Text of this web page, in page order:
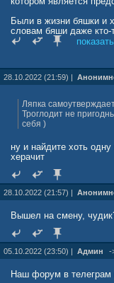
Были в жизни бяшки и
словам бяши даже
единственная
нормальному мужику.
удирал от самого если
показать
28.10.2022 (21:59) |
Ляпка
Троглодит не
себя )
ну и найдите хоть
херачит
28.10.2022 (21:57) |
Вышел на смену,
05.10.2022 (23:50) | Админ -
Наш форум в телеграм